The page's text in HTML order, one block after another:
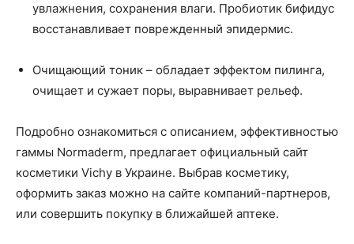
увлажнения, сохранения влаги. Пробиотик бифидус
восстанавливает поврежденный эпидермис.
Очищающий тоник – обладает эффектом пилинга,
очищает и сужает поры, выравнивает рельеф.
Подробно ознакомиться с описанием, эффективностью
гаммы Normaderm, предлагает официальный сайт
косметики Vichy в Украине. Выбрав косметику,
оформить заказ можно на сайте компаний-партнеров,
или совершить покупку в ближайшей аптеке.